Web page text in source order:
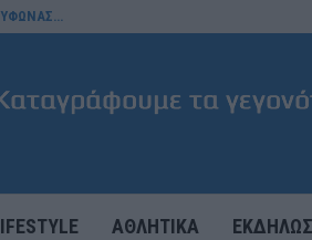
ΑΘΛΗΤΙΚΑ